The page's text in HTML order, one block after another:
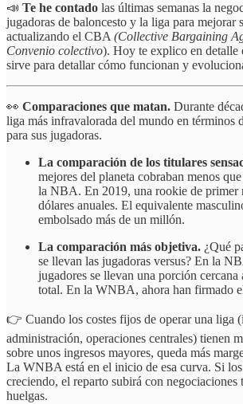
📣 Te he contado las últimas semanas la
jugadoras de baloncesto y la liga para mejorar
actualizando el CBA (Collective Bargaining
Convenio colectivo). Hoy te explico en detalle
sirve para detallar cómo funcionan y
👀 Comparaciones que matan. Durante
liga más infravalorada del mundo en términos
para sus jugadoras.
La comparación de los titulares
mejores del planeta cobraban menos
la NBA. En 2019, una rookie de primer
dólares anuales. El equivalente
embolsado más de un millón.
La comparación más objetiva. ¿Qué
se llevan las jugadoras versus? En la
jugadores se llevan una porción
total. En la WNBA, ahora han firmado
👉 Cuando los costes fijos de operar una liga
administración, operaciones centrales) tienen
sobre unos ingresos mayores, queda más
La WNBA está en el inicio de esa curva. Si
creciendo, el reparto subirá con negociaciones
huelgas.